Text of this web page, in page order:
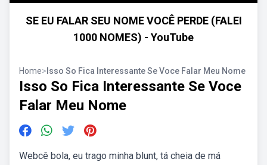
SE EU FALAR SEU NOME VOCÊ PERDE (FALEI
1000 NOMES) - YouTube
Home> Isso So Fica Interessante Se Voce Falar Meu Nome
Isso So Fica Interessante Se Voce
Falar Meu Nome
Webcê bola, eu trago minha blunt, tá cheia de má